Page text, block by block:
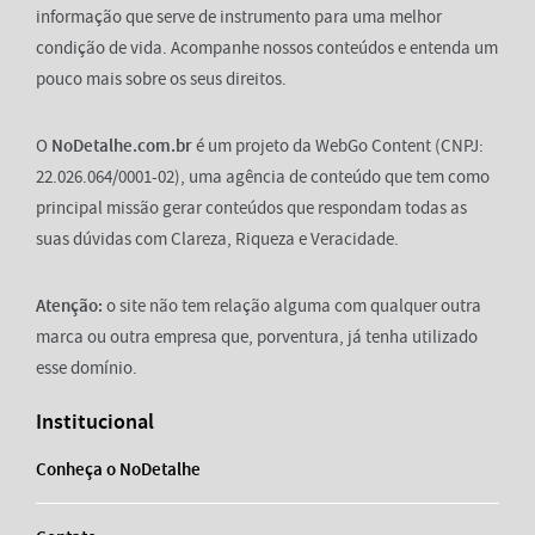
informação que serve de instrumento para uma melhor
condição de vida. Acompanhe nossos conteúdos e entenda um
pouco mais sobre os seus direitos.
O NoDetalhe.com.bré um projeto da WebGo Content (CNPJ:
22.026.064/0001-02), uma agência de conteúdo que tem como
principal missão gerar conteúdos que respondam todas as
suas dúvidas com Clareza, Riqueza e Veracidade.
Atenção: o site não tem relação alguma com qualquer outra
marca ou outra empresa que, porventura, já tenha utilizado
esse domínio.
Institucional
Conheça o NoDetalhe